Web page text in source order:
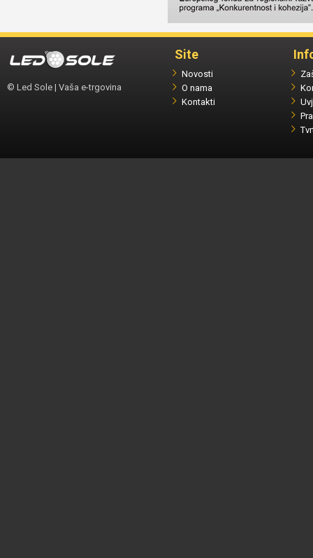
© Led Sole | Vaša e-trgovina
Site
Novosti
O nama
Kontakti